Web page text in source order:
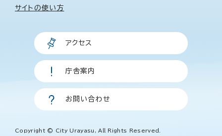
サイトの使い方
アクセス
庁舎案内
お問い合わせ
Copyright © City Urayasu, All Rights Reserved.